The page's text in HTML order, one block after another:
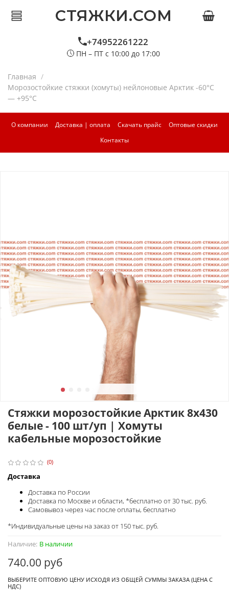
СТЯЖКИ.COM
+74952261222
ПН – ПТ с 10:00 до 17:00
Главная
Морозостойкие стяжки (хомуты) нейлоновые Арктик -60°C
— +95°C
О компании Доставка | оплата Скачать прайс
Оптовые скидки
Контакты
(0)
Наличие: В наличии
Стяжки морозостойкие Арктик 8х430
белые - 100 шт/уп | Хомуты
кабельные морозостойкие
740.00 руб
ВЫБЕРИТЕ ОПТОВУЮ ЦЕНУ ИСХОДЯ ИЗ ОБЩЕЙ СУММЫ ЗАКАЗА (ЦЕНА С
НДС)
Доставка
Доставка по России
Доставка по Москве и области, *бесплатно от 30 тыс. руб.
Самовывоз через час после оплаты, бесплатно
*Индивидуальные цены на заказ от 150 тыс. руб.